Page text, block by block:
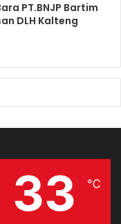
PT.BNJP Bartim
DLH Kalteng
33 ℃